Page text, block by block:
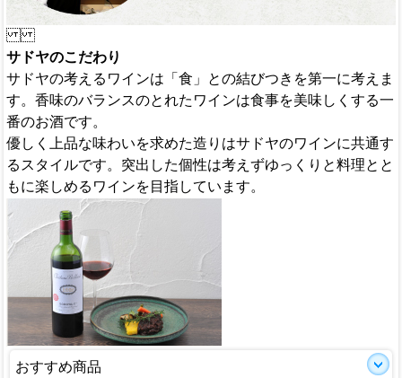
サドヤのこだわり
サドヤの考えるワインは「食」との結びつきを第一に考えま
す。香味のバランスのとれたワインは食事を美味しくする一
番のお酒です。
優しく上品な味わいを求めた造りはサドヤのワインに共通す
るスタイルです。突出した個性は考えずゆっくりと料理とと
もに楽しめるワインを目指しています。
おすすめ商品